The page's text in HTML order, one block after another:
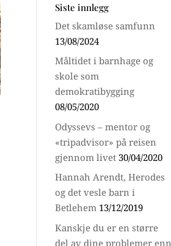
Siste innlegg
Det skamløse samfunn
13/08/2024
Måltidet i barnhage og
skole som
demokratibygging
08/05/2020
Odyssevs – mentor og
«tripadvisor» på reisen
gjennom livet 30/04/2020
Hannah Arendt, Herodes
og det vesle barn i
Betlehem 13/12/2019
Kanskje du er en større
del av dine problemer enn